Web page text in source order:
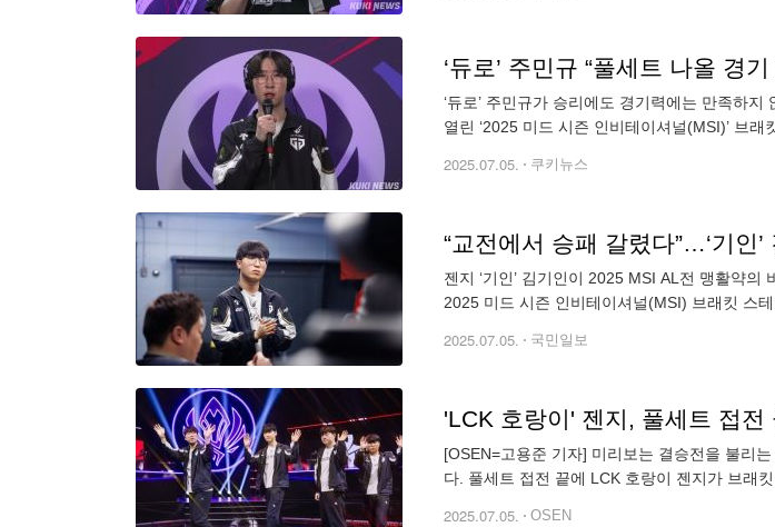
‘듀로’ 주민규 “풀세트 나올 경
‘듀로’ 주민규가 승리에도 경기력에는 만족하
열린 ‘2025 미드 시즌 인비테이셔널(MSI)’ 브
2025.07.05. 쿠키뉴스
“교전에서 승패 갈렸다”…‘기인
젠지 ‘기인’ 김기인이 2025 MSI AL전 맹활약의
2025 미드 시즌 인비테이셔널(MSI) 브래킷 스
2025.07.05. 국민일보
'LCK 호랑이' 젠지, 풀세트 접
[OSEN=고용준 기자] 미리보는 결승전을 불리
다. 풀세트 접전 끝에 LCK 호랑이 젠지가 브래
2025.07.05. OSEN